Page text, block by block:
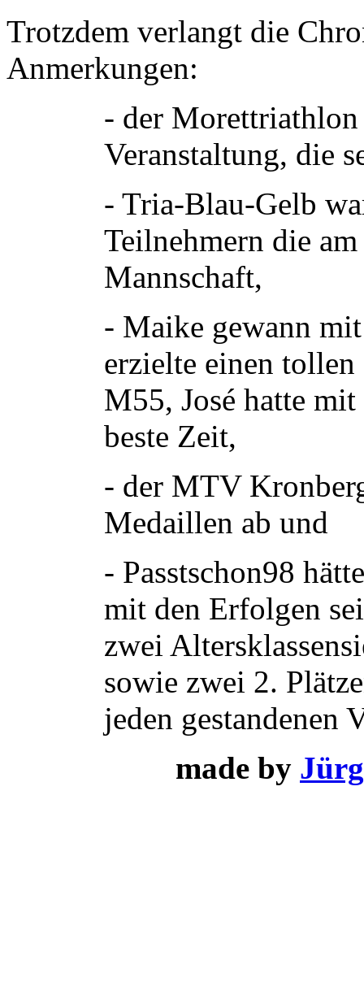
Trotzdem verlangt die
Anmerkungen:
- der
Veranstaltung, die
- Tria-Blau-Gelb
Teilnehmern die
Mannschaft,
- Maike gewann
erzielte einen
M55, José hatte
beste Zeit,
- der MTV
Medaillen ab und
- Passtschon98
mit den Erfolgen
zwei
sowie zwei 2.
jeden gestandenen
made by